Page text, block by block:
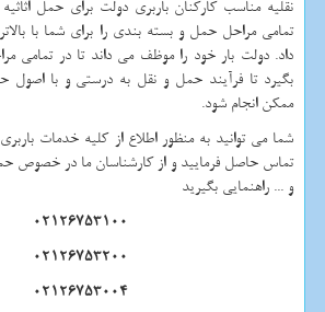
نقلیه مناسب کارکنان باربری دولت برای حمل
تمامی مراحل حمل و بسته بندی را برای شما با
داد. دولت بار خود را موظف می داند تا در تمامی
بگیرد تا فرآیند حمل و نقل به درستی و با اصول
ممکن انجام شود.
شما می توانید به منظور اطلاع از کلیه خدمات
تماس حاصل فرمایید و از کارشناسان ما در خصوص حمل
و ... راهنمایی بگیرید
02126753100
02126753200
02126753004